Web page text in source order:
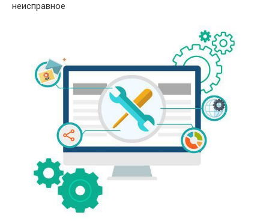
неисправное